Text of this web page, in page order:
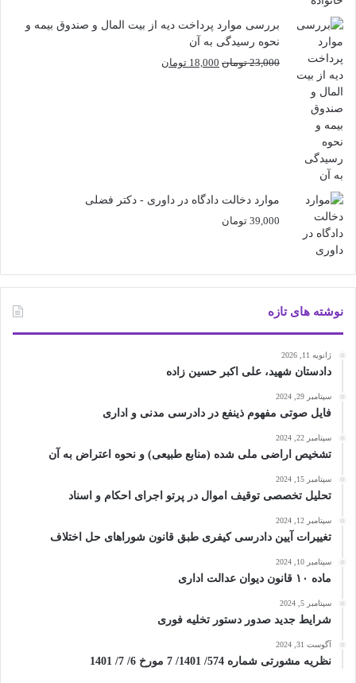
بررسی موارد پرداخت دیه از بیت المال و صندوق بیمه و
نحوه رسیدگی به آن
23,000 تومان قیمت
18,000 تومان
موارد دخالت دادگاه در داوری - دکتر فضلی
39,000 تومان
نوشته های تازه
ژانویه 11, 2026
دادستان شهید، علی اکبر حسین زاده
سپتامبر 29, 2024
فایل صوتی مفهوم ذینفع در دادرسی مدنی و اداری
سپتامبر 22, 2024
تشخیص اراضی ملی شده (منابع طبیعی) و نحوه اعتراض به آن
سپتامبر 15, 2024
تحلیل تخصصی توقیف اموال در پرتو اجرای احکام و اسناد
سپتامبر 12, 2024
تغییرات آیین دادرسی کیفری طبق قانون شوراهای حل اختلاف
سپتامبر 10, 2024
ماده ۱۰ قانون دیوان عدالت اداری
سپتامبر 5, 2024
شرایط جدید صدور دستور تخلیه فوری
آگوست 31, 2024
نظریه مشورتی شماره 574/ 1401/ 7 مورخ 6/ 7/ 1401